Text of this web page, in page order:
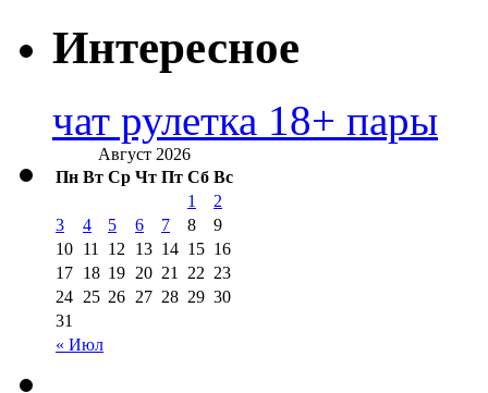
Интересное
чат рулетка 18+ пары
Август 2026
Пн Вт Ср Чт Пт Сб Вс
« Июл
1
2
3
4 5 6 7 8
9
10 11 12 13 14 15 16
17 18 19 20 21 22 23
24 25 26 27 28 29 30
31